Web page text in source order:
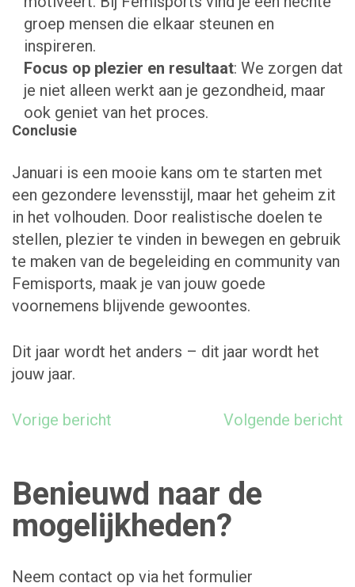
groep mensen die elkaar steunen en
inspireren.
Focus op plezier en resultaat: We zorgen dat
je niet alleen werkt aan je gezondheid, maar
ook geniet van het proces.
Conclusie
Januari is een mooie kans om te starten met
een gezondere levensstijl, maar het geheim zit
in het volhouden. Door realistische doelen te
stellen, plezier te vinden in bewegen en gebruik
te maken van de begeleiding en community van
Femisports, maak je van jouw goede
voornemens blijvende gewoontes.
Dit jaar wordt het anders – dit jaar wordt het
jouw jaar.
Bericht
Vorige bericht Volgende bericht
Benieuwd naar de
mogelijkheden?
Neem contact op via het formulier